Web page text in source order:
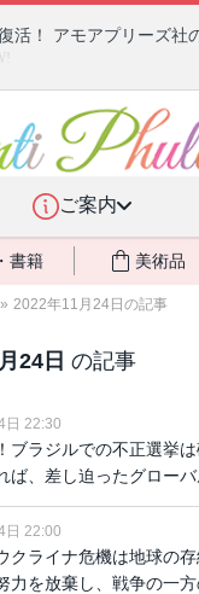
活！ アモアプリーズ社
ご案内
書籍 美術品
» 2022年11月24日の記事
24日 の記事
日 22:30
ブラジルでの不正選挙
ば、差し迫ったグロー
日 22:00
クライナ危機は地球の
力を放棄し、戦争の一